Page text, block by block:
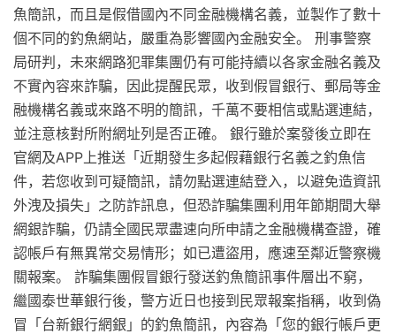
魚簡訊，而且是假借國內不同金融機構名義，並製作了數十
個不同的釣魚網站，嚴重為影響國內金融安全。 刑事警察
局研判，未來網路犯罪集團仍有可能持續以各家金融名義及
不實內容來詐騙，因此提醒民眾，收到假冒銀行、郵局等金
融機構名義或來路不明的簡訊，千萬不要相信或點選連結，
並注意核對所附網址列是否正確。 銀行雖於案發後立即在
官網及APP上推送「近期發生多起假藉銀行名義之釣魚信
件，若您收到可疑簡訊，請勿點選連結登入，以避免造資訊
外洩及損失」之防詐訊息，但恐詐騙集團利用年節期間大舉
網銀詐騙，仍請全國民眾盡速向所申請之金融機構查證，確
認帳戶有無異常交易情形；如已遭盜用，應速至鄰近警察機
關報案。 詐騙集團假冒銀行發送釣魚簡訊事件層出不窮，
繼國泰世華銀行後，警方近日也接到民眾報案指稱，收到偽
冒「台新銀行網銀」的釣魚簡訊，內容為「您的銀行帳戶更